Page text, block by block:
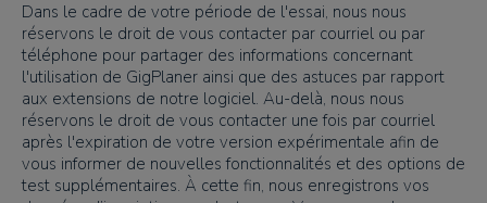
Dans le cadre de votre période de l'essai, nous nous
réservons le droit de vous contacter par courriel ou par
téléphone pour partager des informations concernant
l'utilisation de GigPlaner ainsi que des astuces par rapport
aux extensions de notre logiciel. Au-delà, nous nous
réservons le droit de vous contacter une fois par courriel
après l'expiration de votre version expérimentale afin de
vous informer de nouvelles fonctionnalités et des options de
test supplémentaires. À cette fin, nous enregistrons vos